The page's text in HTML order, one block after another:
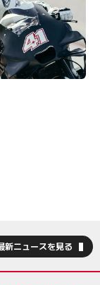
ニュースを見る